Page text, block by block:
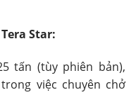
Star:
tấn (tùy phiên bản),
việc chuyên chở